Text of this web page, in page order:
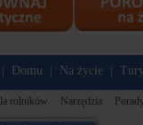
Domu Na życie
rolników Narzędzia